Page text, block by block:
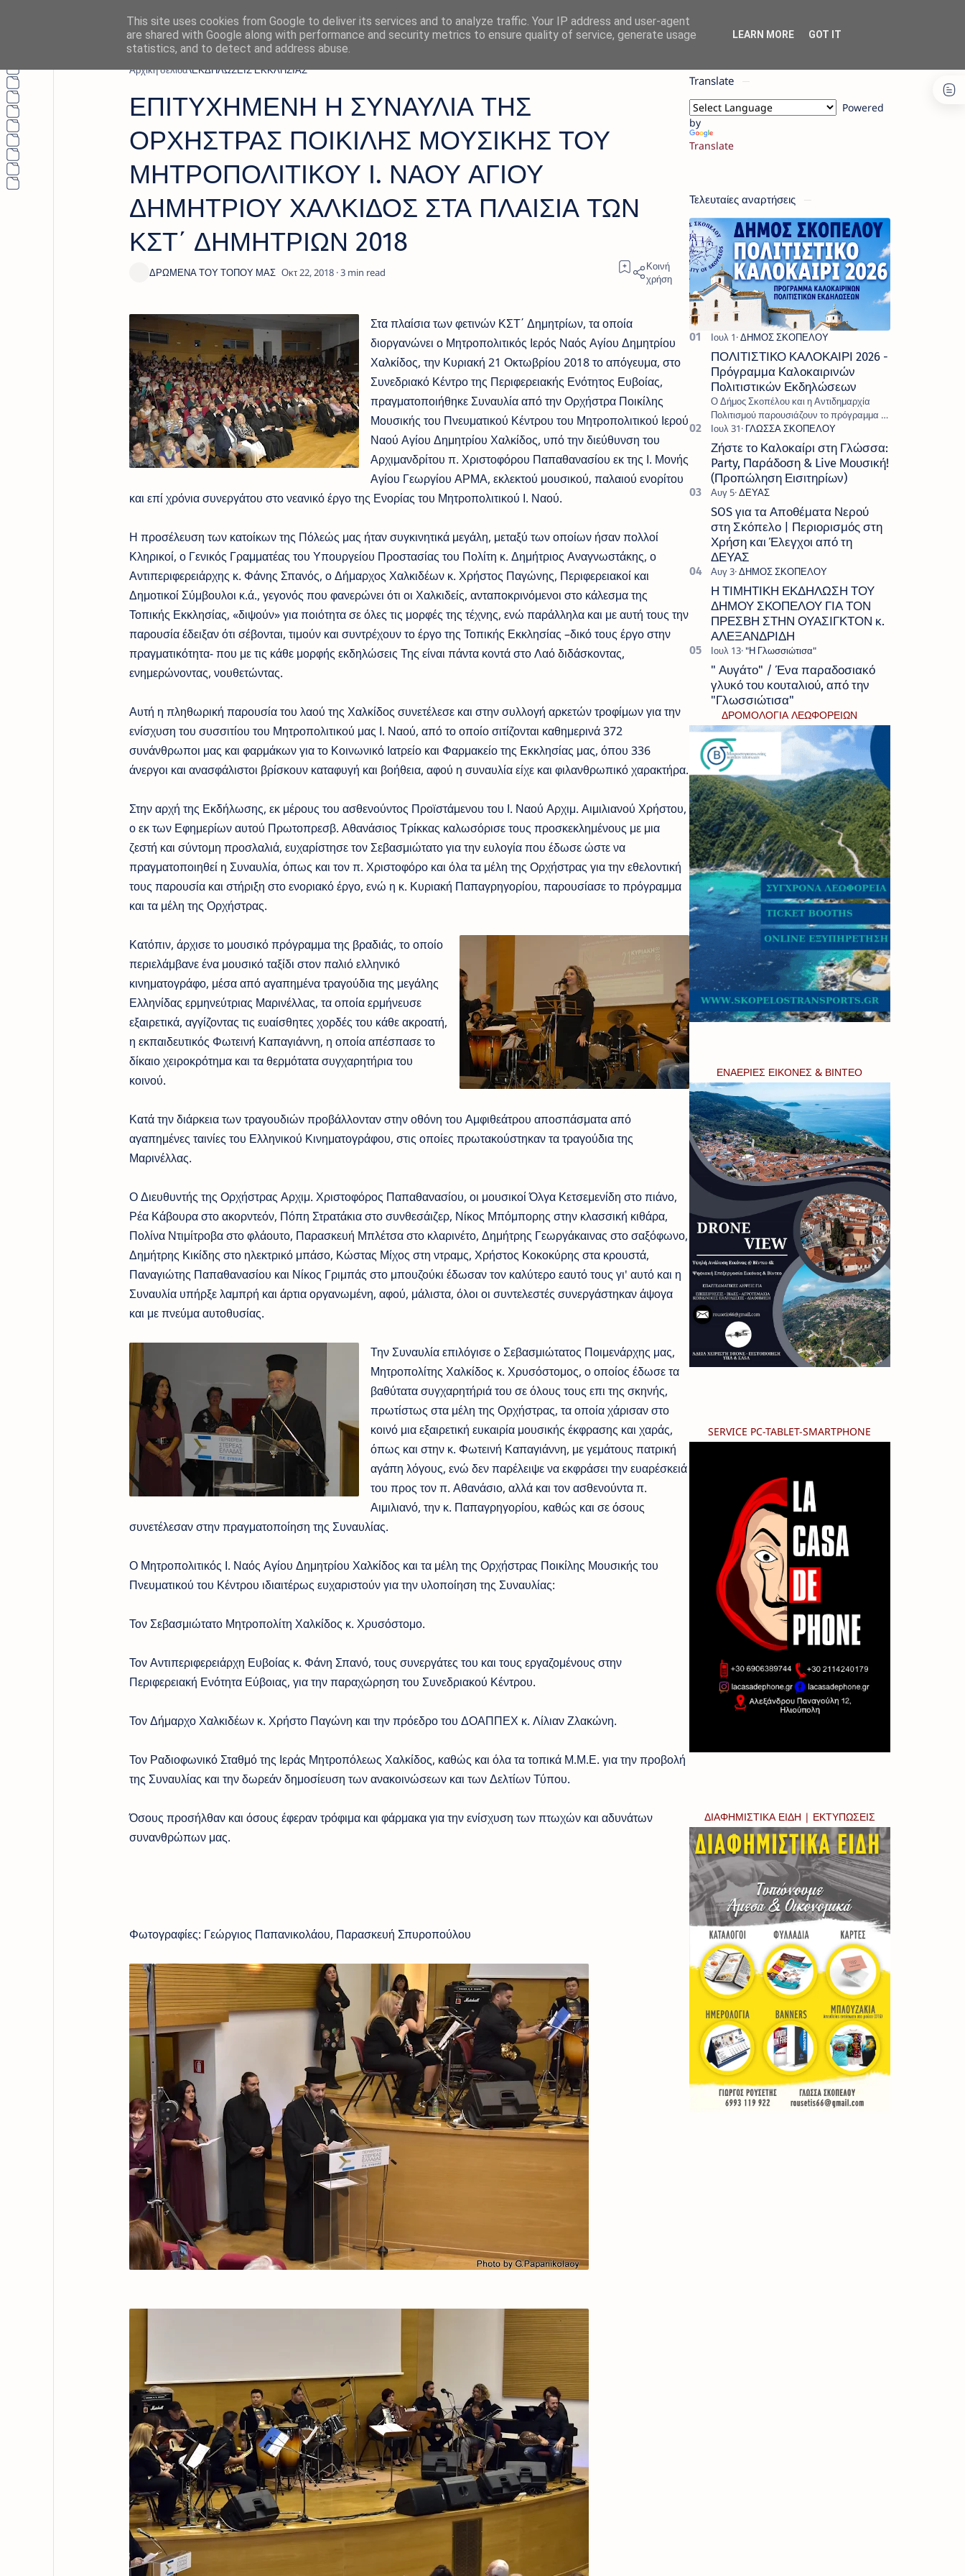
Αρχική σελίδα ΕΚΔΗΛΩΣΕΙΣ ΕΚΚΛΗΣΙΑΣ
ΕΠΙΤΥΧΗΜΕΝΗ Η ΣΥΝΑΥΛΙΑ ΤΗΣ
ΟΡΧΗΣΤΡΑΣ ΠΟΙΚΙΛΗΣ ΜΟΥΣΙΚΗΣ ΤΟΥ
ΜΗΤΡΟΠΟΛΙΤΙΚΟΥ Ι. ΝΑΟΥ ΑΓΙΟΥ
ΔΗΜΗΤΡΙΟΥ ΧΑΛΚΙΔΟΣ ΣΤΑ ΠΛΑΙΣΙΑ ΤΩΝ
ΚΣΤ΄ ΔΗΜΗΤΡΙΩΝ 2018
3
Στα πλαίσια των φετινών ΚΣΤ΄ Δημητρίων, τα οποία
διοργανώνει ο Μητροπολιτικός Ιερός Ναός Αγίου Δημητρίου
Χαλκίδος, την Κυριακή 21 Οκτωβρίου 2018 το απόγευμα, στο
Συνεδριακό Κέντρο της Περιφερειακής Ενότητος Ευβοίας,
πραγματοποιήθηκε Συναυλία από την Ορχήστρα Ποικίλης
Μουσικής του Πνευματικού Κέντρου του Μητροπολιτικού Ιερού
Ναού Αγίου Δημητρίου Χαλκίδος, υπό την διεύθυνση του
Αρχιμανδρίτου π. Χριστοφόρου Παπαθανασίου εκ της Ι. Μονής
Αγίου Γεωργίου ΑΡΜΑ, εκλεκτού μουσικού, παλαιού ενορίτου
και επί χρόνια συνεργάτου στο νεανικό έργο της Ενορίας του Μητροπολιτικού Ι. Ναού.
Η προσέλευση των κατοίκων της Πόλεώς μας ήταν συγκινητικά μεγάλη, μεταξύ των οποίων ήσαν πολλοί
Κληρικοί, ο Γενικός Γραμματέας του Υπουργείου Προστασίας του Πολίτη κ. Δημήτριος Αναγνωστάκης, ο
Αντιπεριφερειάρχης κ. Φάνης Σπανός, ο Δήμαρχος Χαλκιδέων κ. Χρήστος Παγώνης, Περιφερειακοί και
Δημοτικοί Σύμβουλοι κ.ά., γεγονός που φανερώνει ότι οι Χαλκιδείς, ανταποκρινόμενοι στο κάλεσμα της
Τοπικής Εκκλησίας, «διψούν» για ποιότητα σε όλες τις μορφές της τέχνης, ενώ παράλληλα και με αυτή τους την
παρουσία έδειξαν ότι σέβονται, τιμούν και συντρέχουν το έργο της Τοπικής Εκκλησίας –δικό τους έργο στην
πραγματικότητα- που με τις κάθε μορφής εκδηλώσεις Της είναι πάντα κοντά στο Λαό διδάσκοντας,
ενημερώνοντας, νουθετώντας.
Αυτή η πληθωρική παρουσία του λαού της Χαλκίδος συνετέλεσε και στην συλλογή αρκετών τροφίμων για την
ενίσχυση του συσσιτίου του Μητροπολιτικού μας Ι. Ναού, από το οποίο σιτίζονται καθημερινά 372
συνάνθρωποι μας και φαρμάκων για το Κοινωνικό Ιατρείο και Φαρμακείο της Εκκλησίας μας, όπου 336
άνεργοι και ανασφάλιστοι βρίσκουν καταφυγή και βοήθεια, αφού η συναυλία είχε και φιλανθρωπικό χαρακτήρα.
Στην αρχή της Εκδήλωσης, εκ μέρους του ασθενούντος Προϊστάμενου του Ι. Ναού Αρχιμ. Αιμιλιανού Χρήστου,
ο εκ των Εφημερίων αυτού Πρωτοπρεσβ. Αθανάσιος Τρίκκας καλωσόρισε τους προσκεκλημένους με μια
ζεστή και σύντομη προσλαλιά, ευχαρίστησε τον Σεβασμιώτατο για την ευλογία που έδωσε ώστε να
πραγματοποιηθεί η Συναυλία, όπως και τον π. Χριστοφόρο και όλα τα μέλη της Ορχήστρας για την εθελοντική
τους παρουσία και στήριξη στο ενοριακό έργο, ενώ η κ. Κυριακή Παπαγρηγορίου, παρουσίασε το πρόγραμμα
και τα μέλη της Ορχήστρας.
Κατόπιν, άρχισε το μουσικό πρόγραμμα της βραδιάς, το οποίο
περιελάμβανε ένα μουσικό ταξίδι στον παλιό ελληνικό
κινηματογράφο, μέσα από αγαπημένα τραγούδια της μεγάλης
Ελληνίδας ερμηνεύτριας Μαρινέλλας, τα οποία ερμήνευσε
εξαιρετικά, αγγίζοντας τις ευαίσθητες χορδές του κάθε ακροατή,
η εκπαιδευτικός Φωτεινή Καπαγιάννη, η οποία απέσπασε το
δίκαιο χειροκρότημα και τα θερμότατα συγχαρητήρια του
κοινού.
Κατά την διάρκεια των τραγουδιών προβάλλονταν στην οθόνη του Αμφιθεάτρου αποσπάσματα από
αγαπημένες ταινίες του Ελληνικού Κινηματογράφου, στις οποίες πρωτακούστηκαν τα τραγούδια της
Μαρινέλλας.
Ο Διευθυντής της Ορχήστρας Αρχιμ. Χριστοφόρος Παπαθανασίου, οι μουσικοί Όλγα Κετσεμενίδη στο πιάνο,
Ρέα Κάβουρα στο ακορντεόν, Πόπη Στρατάκια στο συνθεσάιζερ, Νίκος Μπόμπορης στην κλασσική κιθάρα,
Πολίνα Ντιμίτροβα στο φλάουτο, Παρασκευή Μπλέτσα στο κλαρινέτο, Δημήτρης Γεωργάκαινας στο σαξόφωνο,
Δημήτρης Κικίδης στο ηλεκτρικό μπάσο, Κώστας Μίχος στη ντραμς, Χρήστος Κοκοκύρης στα κρουστά,
Παναγιώτης Παπαθανασίου και Νίκος Γριμπάς στο μπουζούκι έδωσαν τον καλύτερο εαυτό τους γι' αυτό και η
Συναυλία υπήρξε λαμπρή και άρτια οργανωμένη, αφού, μάλιστα, όλοι οι συντελεστές συνεργάστηκαν άψογα
και με πνεύμα αυτοθυσίας.
Την Συναυλία επιλόγισε ο Σεβασμιώτατος Ποιμενάρχης μας,
Μητροπολίτης Χαλκίδος κ. Χρυσόστομος, ο οποίος έδωσε τα
βαθύτατα συγχαρητήριά του σε όλους τους επι της σκηνής,
πρωτίστως στα μέλη της Ορχήστρας, τα οποία χάρισαν στο
κοινό μια εξαιρετική ευκαιρία μουσικής έκφρασης και χαράς,
όπως και στην κ. Φωτεινή Καπαγιάννη, με γεμάτους πατρική
αγάπη λόγους, ενώ δεν παρέλειψε να εκφράσει την ευαρέσκειά
του προς τον π. Αθανάσιο, αλλά και τον ασθενούντα π.
Αιμιλιανό, την κ. Παπαγρηγορίου, καθώς και σε όσους
συνετέλεσαν στην πραγματοποίηση της Συναυλίας.
Ο Μητροπολιτικός Ι. Ναός Αγίου Δημητρίου Χαλκίδος και τα μέλη της Ορχήστρας Ποικίλης Μουσικής του
Πνευματικού του Κέντρου ιδιαιτέρως ευχαριστούν για την υλοποίηση της Συναυλίας:
Τον Σεβασμιώτατο Μητροπολίτη Χαλκίδος κ. Χρυσόστομο.
Τον Αντιπεριφερειάρχη Ευβοίας κ. Φάνη Σπανό, τους συνεργάτες του και τους εργαζομένους στην
Περιφερειακή Ενότητα Εύβοιας, για την παραχώρηση του Συνεδριακού Κέντρου.
Τον Δήμαρχο Χαλκιδέων κ. Χρήστο Παγώνη και την πρόεδρο του ΔΟΑΠΠΕΧ κ. Λίλιαν Ζλακώνη.
Τον Ραδιοφωνικό Σταθμό της Ιεράς Μητροπόλεως Χαλκίδος, καθώς και όλα τα τοπικά Μ.Μ.Ε. για την προβολή
της Συναυλίας και την δωρεάν δημοσίευση των ανακοινώσεων και των Δελτίων Τύπου.
Όσους προσήλθαν και όσους έφεραν τρόφιμα και φάρμακα για την ενίσχυση των πτωχών και αδυνάτων
συνανθρώπων μας.
Φωτογραφίες: Γεώργιος Παπανικολάου, Παρασκευή Σπυροπούλου
Translate
Powered
by
Translate
Τελευταίες αναρτήσεις
ΠΟΛΙΤΙΣΤΙΚΟ ΚΑΛΟΚΑΙΡΙ 2026 -
Πρόγραμμα Καλοκαιρινών
Πολιτιστικών Εκδηλώσεων
Ο Δήμος Σκοπέλου και η Αντιδημαρχία
Πολιτισμού παρουσιάζουν το πρόγραμμα «
Πολιτιστικό Καλοκαίρι 2026 », ένα πλούσιο
και πολυσυλλεκτικό πρόγραμμα εκδ…
Ζήστε το Καλοκαίρι στη Γλώσσα:
Party, Παράδοση & Live Μουσική!
(Προπώληση Εισιτηρίων)
SOS για τα Αποθέματα Νερού
στη Σκόπελο | Περιορισμός στη
Χρήση και Έλεγχοι από τη
ΔΕΥΑΣ
Η ΤΙΜΗΤΙΚΗ ΕΚΔΗΛΩΣΗ ΤΟΥ
ΔΗΜΟΥ ΣΚΟΠΕΛΟΥ ΓΙΑ ΤΟΝ
ΠΡΕΣΒΗ ΣΤΗΝ ΟΥΑΣΙΓΚΤΟΝ κ.
ΑΛΕΞΑΝΔΡΙΔΗ
" Αυγάτο" / Ένα παραδοσιακό
γλυκό του κουταλιού, από την
"Γλωσσιώτισα"
ΔΡΟΜΟΛΟΓΙΑ ΛΕΩΦΟΡΕΙΩΝ
ΕΝΑΕΡΙΕΣ ΕΙΚΟΝΕΣ & ΒΙΝΤΕΟ
SERVICE PC-TABLET-SMARTPHONE
ΔΙΑΦΗΜΙΣΤΙΚΑ ΕΙΔΗ | ΕΚΤΥΠΩΣΕΙΣ
This site uses cookies from Google to deliver its services and to analyze traffic. Your IP address and user-agent
are shared with Google along with performance and security metrics to ensure quality of service, generate usage
statistics, and to detect and address abuse.
LEARN MORE GOT IT